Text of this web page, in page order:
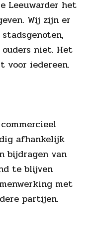
Leeuwarder het
Wij zijn er
niet. Het
voor iedereen.
afhankelijk
bijdragen van
te blijven
met
partijen.